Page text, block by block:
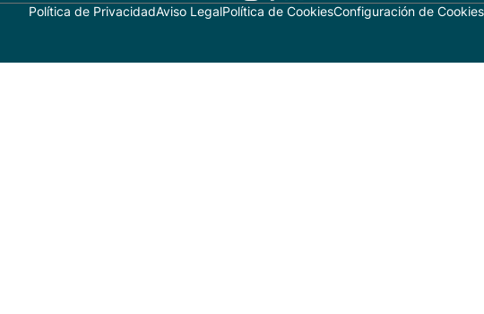
Política de PrivacidadAviso LegalPolítica de CookiesConfiguración de Cookies